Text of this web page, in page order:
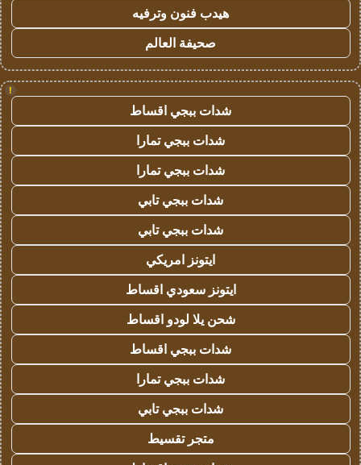
هيدب فنون وترفيه
صحيفة العالم
!
شدات ببجي اقساط
شدات ببجي تمارا
شدات ببجي تمارا
شدات ببجي تابي
شدات ببجي تابي
ايتونز امريكي
ايتونز سعودي اقساط
شحن يلا لودو اقساط
شدات ببجي اقساط
شدات ببجي تمارا
شدات ببجي تابي
متجر تقسيط